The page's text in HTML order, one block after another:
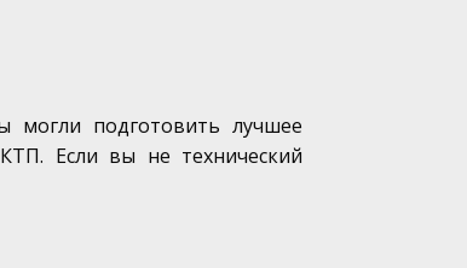
могли подготовить лучшее
Если вы не технический